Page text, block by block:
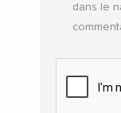
dans le